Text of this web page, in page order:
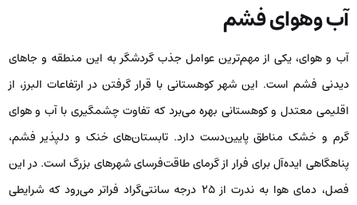
آب وهوای فشم
آب و هوای، یکی از مهم‌ترین عوامل جذب گردشگر به این منطقه و جاهای
دیدنی فشم است. این شهر کوهستانی با قرار گرفتن در ارتفاعات البرز، از
اقلیمی معتدل و کوهستانی بهره می‌برد که تفاوت چشمگیری با آب و هوای
گرم و خشک مناطق پایین‌دست دارد. تابستان‌های خنک و دلپذیر فشم،
پناهگاهی ایده‌آل برای فرار از گرمای طاقت‌فرسای شهرهای بزرگ است. در این
فصل، دمای هوا به ندرت از ۲۵ درجه سانتی‌گراد فراتر می‌رود که شرایطی